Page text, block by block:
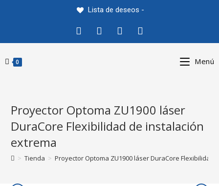
Lista de deseos -
0 Menú
Proyector Optoma ZU1900 láser
DuraCore Flexibilidad de instalación
extrema
> Tienda > Proyector Optoma ZU1900 láser DuraCore Flexibilidad